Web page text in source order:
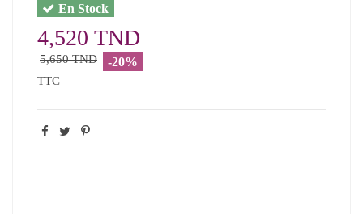
En Stock
4,520 TND
5,650 TND -20%
TTC